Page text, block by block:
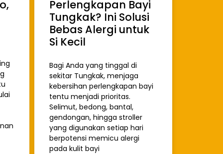
Perlengkapan Bayi
Tungkak? Ini Solusi
Bebas Alergi untuk
Si Kecil
Bagi Anda yang tinggal di
sekitar Tungkak, menjaga
kebersihan perlengkapan bayi
tentu menjadi prioritas.
Selimut, bedong, bantal,
gendongan, hingga stroller
yang digunakan setiap hari
berpotensi memicu alergi
pada kulit bayi